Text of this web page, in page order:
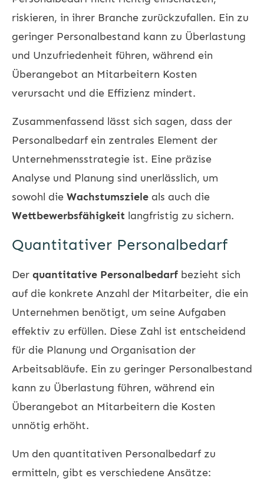
riskieren, in ihrer Branche zurückzufallen. Ein zu
geringer Personalbestand kann zu Überlastung
und Unzufriedenheit führen, während ein
Überangebot an Mitarbeitern Kosten
verursacht und die Effizienz mindert.
Zusammenfassend lässt sich sagen, dass der
Personalbedarf ein zentrales Element der
Unternehmensstrategie ist. Eine präzise
Analyse und Planung sind unerlässlich, um
sowohl die Wachstumsziele als auch die
Wettbewerbsfähigkeit langfristig zu sichern.
Quantitativer Personalbedarf
Der quantitative Personalbedarf bezieht sich
auf die konkrete Anzahl der Mitarbeiter, die ein
Unternehmen benötigt, um seine Aufgaben
effektiv zu erfüllen. Diese Zahl ist entscheidend
für die Planung und Organisation der
Arbeitsabläufe. Ein zu geringer Personalbestand
kann zu Überlastung führen, während ein
Überangebot an Mitarbeitern die Kosten
unnötig erhöht.
Um den quantitativen Personalbedarf zu
ermitteln, gibt es verschiedene Ansätze: